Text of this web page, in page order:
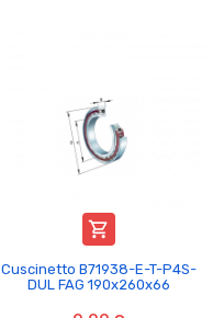

Cuscinetto B71938-E-T-P4S-
DUL FAG 190x260x66